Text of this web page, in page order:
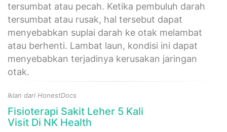
tersumbat atau pecah. Ketika pembuluh darah
tersumbat atau rusak, hal tersebut dapat
menyebabkan suplai darah ke otak melambat
atau berhenti. Lambat laun, kondisi ini dapat
menyebabkan terjadinya kerusakan jaringan
otak.
Iklan dari HonestDocs
Fisioterapi Sakit Leher 5 Kali
Visit Di NK Health